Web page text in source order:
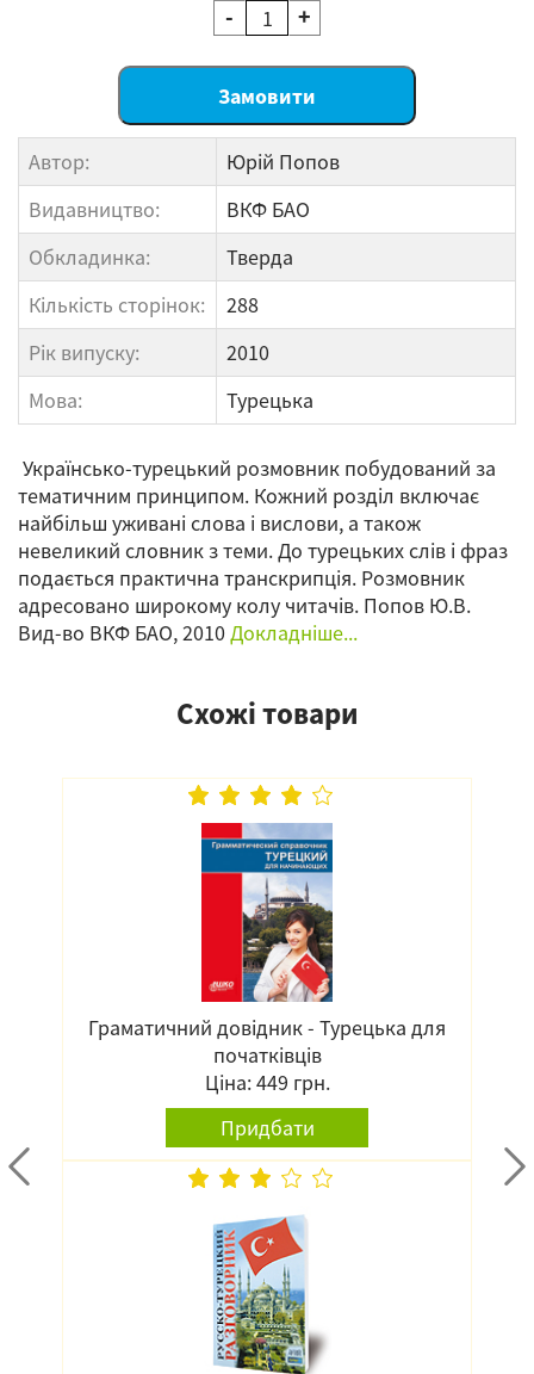
- +
Автор:
Юрій Попов
Видавництво:
ВКФ БАО
Обкладинка:
Тверда
Кількість сторінок:
288
Рік випуску:
2010
Мова:
Турецька
Українсько-турецький розмовник побудований за
тематичним принципом. Кожний розділ включає
найбільш уживані слова і вислови, а також
невеликий словник з теми. До турецьких слів і фраз
подається практична транскрипція. Розмовник
адресовано широкому колу читачів. Попов Ю.В.
Вид-во ВКФ БАО, 2010 Докладніше...
Схожі товари
Граматичний довідник - Турецька для
початківців
Ціна: 449 грн.
Придбати